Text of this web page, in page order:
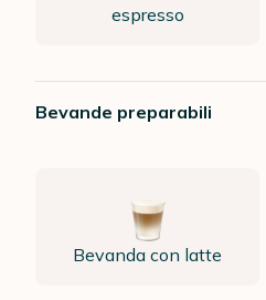
espresso
Bevande preparabili
Bevanda con latte